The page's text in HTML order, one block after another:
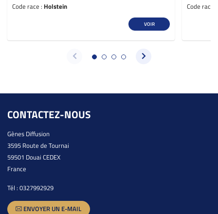
Code race : Holstein
VOIR
Code race
CONTACTEZ-NOUS
Gènes Diffusion
3595 Route de Tournai
59501 Douai CEDEX
France
Tél : 0327992929
ENVOYER UN E-MAIL